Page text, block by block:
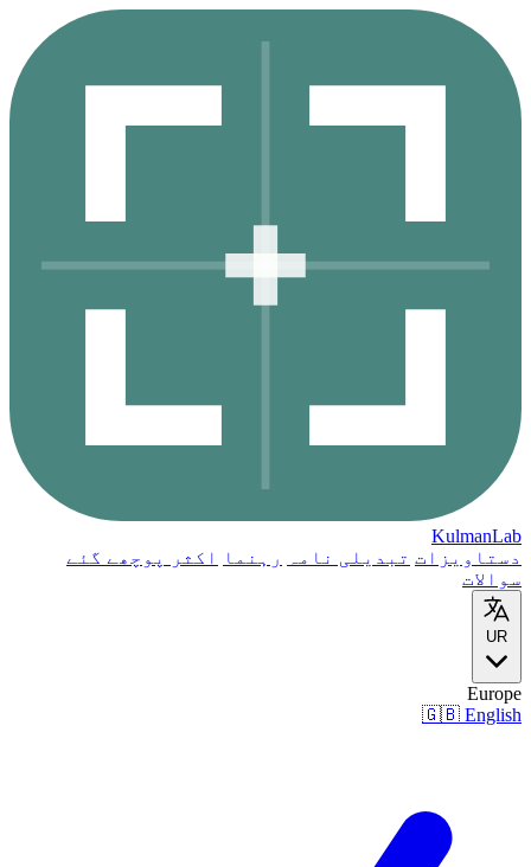
KulmanLab
دستاویزات تبدیلی نامہ رہنما
اکثر پوچھے گئے
سوالات
UR
Europe
🇬🇧 English